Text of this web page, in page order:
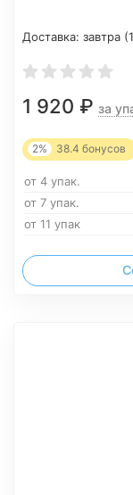
Доставка: завтра
1 920 ₽ за
2% 38.4 бонусов
от 4 упак.
от 7 упак.
от 11 упак